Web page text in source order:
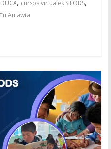
, cursos virtuales SIFODS,
Tu Amawta